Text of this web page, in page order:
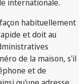
internationale.
habituellement
et doit au
de la maison, s'il
et de